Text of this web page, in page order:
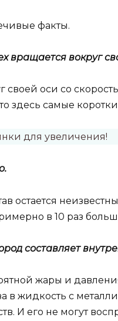
факты.
вращается вокруг
своей оси со
здесь самые
для увеличения!
остается
в 10 раз
составляет
жары и
в жидкость с
И его не могут